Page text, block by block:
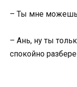
– Ты мне можешь
– Ань, ну ты
спокойно